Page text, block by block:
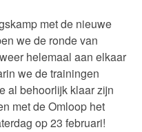
met de nieuwe
we de ronde van
helemaal aan elkaar
we de trainingen
al behoorlijk klaar zijn
met de Omloop het
op 23 februari!